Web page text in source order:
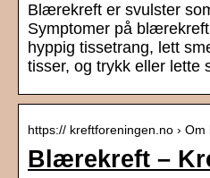
Blærekreft er svulster
Symptomer på
hyppig tissetrang, lett
tisser, og trykk eller lette
https:// kreftforeningen.no › Om
Blærekreft –